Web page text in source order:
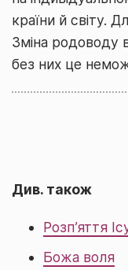
країни й світу.
Зміна родоводу
без них це
Див. також
Розп’яття
Божа воля